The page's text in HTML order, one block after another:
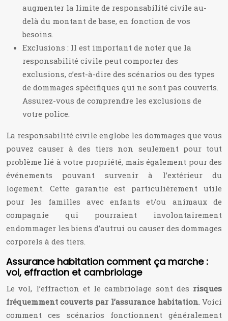
augmenter la limite de responsabilité civile au-
delà du montant de base, en fonction de vos
besoins.
Exclusions : Il est important de noter que la
responsabilité civile peut comporter des
exclusions, c’est-à-dire des scénarios ou des types
de dommages spécifiques qui ne sont pas couverts.
Assurez-vous de comprendre les exclusions de
votre police.
La responsabilité civile englobe les dommages que vous
pouvez causer à des tiers non seulement pour tout
problème lié à votre propriété, mais également pour des
événements pouvant survenir à l’extérieur du
logement. Cette garantie est particulièrement utile
pour les familles avec enfants et/ou animaux de
compagnie qui pourraient involontairement
endommager les biens d’autrui ou causer des dommages
corporels à des tiers.
Assurance habitation comment ça marche :
vol, effraction et cambriolage
Le vol, l’effraction et le cambriolage sont des risques
fréquemment couverts par l’assurance habitation. Voici
comment ces scénarios fonctionnent généralement